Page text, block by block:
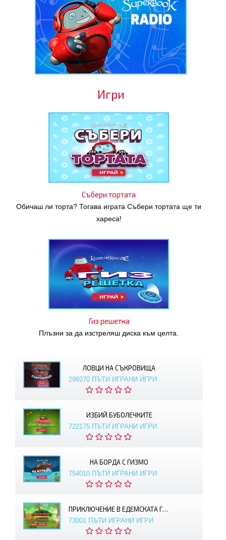
Игри
Събери тортата
Обичаш ли торта? Тогава играта Събери тортата ще ти
хареса!
Гиз решетка
Плъзни за да изстреляш диска към целта.
ЛОВЦИ НА СЪКРОВИЩА
299270 ПЪТИ ИГРАНИ ИГРИ
ИЗБИЙ БУБОЛЕЧКИТЕ
722175 ПЪТИ ИГРАНИ ИГРИ
НА БОРДА С ГИЗМО
754010 ПЪТИ ИГРАНИ ИГРИ
ПРИКЛЮЧЕНИЕ В ЕДЕМСКАТА ГРАДИНА
73001 ПЪТИ ИГРАНИ ИГРИ